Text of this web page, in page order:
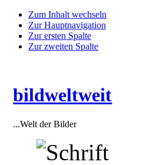
Zum Inhalt wechseln
Zur Hauptnavigation
Zur ersten Spalte
Zur zweiten Spalte
bildweltweit
...Welt der Bilder